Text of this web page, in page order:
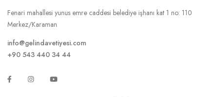
Fenari mahallesi yunus emre caddesi belediye işhanı kat 1 no: 110
Merkez/Karaman
info@gelindavetiyesi.com
+90 543 440 34 44